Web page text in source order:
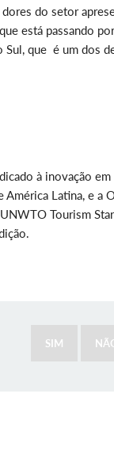
do setor
está passando
que é um dos
à inovação
Latina, e a
Tourism
SIM